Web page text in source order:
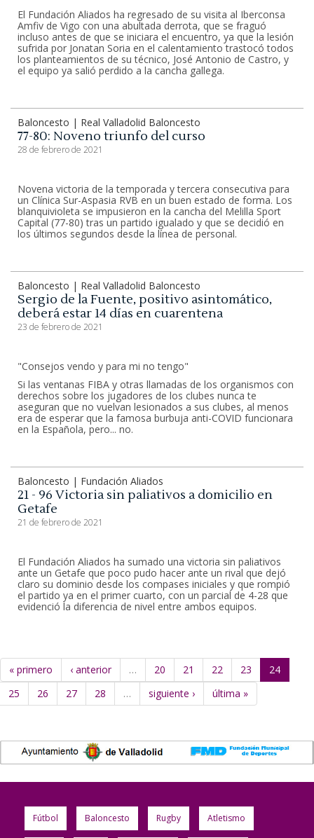
El Fundación Aliados ha regresado de su visita al Iberconsa
Amfiv de Vigo con una abultada derrota, que se fraguó
incluso antes de que se iniciara el encuentro, ya que la lesión
sufrida por Jonatan Soria en el calentamiento trastocó todos
los planteamientos de su técnico, José Antonio de Castro, y
el equipo ya salió perdido a la cancha gallega.
Baloncesto | Real Valladolid Baloncesto
77-80: Noveno triunfo del curso
28 de febrero de 2021
Novena victoria de la temporada y tercera consecutiva para
un Clínica Sur-Aspasia RVB en un buen estado de forma. Los
blanquivioleta se impusieron en la cancha del Melilla Sport
Capital (77-80) tras un partido igualado y que se decidió en
los últimos segundos desde la línea de personal.
Baloncesto | Real Valladolid Baloncesto
Sergio de la Fuente, positivo asintomático,
deberá estar 14 días en cuarentena
23 de febrero de 2021
"Consejos vendo y para mi no tengo"
Si las ventanas FIBA y otras llamadas de los organismos con
derechos sobre los jugadores de los clubes nunca te
aseguran que no vuelvan lesionados a sus clubes, al menos
era de esperar que la famosa burbuja anti-COVID funcionara
en la Española, pero... no.
Baloncesto | Fundación Aliados
21 - 96 Victoria sin paliativos a domicilio en
Getafe
21 de febrero de 2021
El Fundación Aliados ha sumado una victoria sin paliativos
ante un Getafe que poco pudo hacer ante un rival que dejó
claro su dominio desde los compases iniciales y que rompió
el partido ya en el primer cuarto, con un parcial de 4-28 que
evidenció la diferencia de nivel entre ambos equipos.
« primero ‹ anterior … 20 21 22 23
24
25
26 27 28 … siguiente › última »
Fútbol Baloncesto Rugby Atletismo